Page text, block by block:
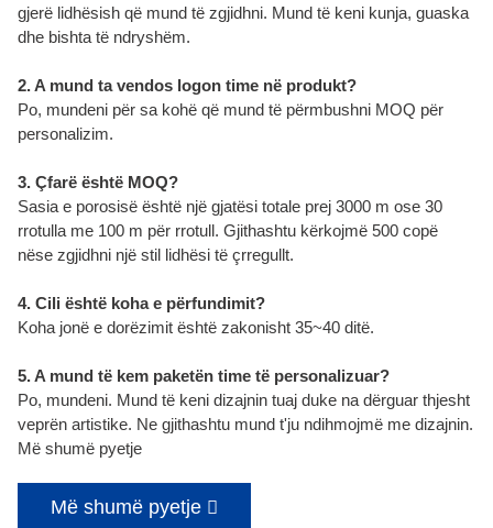
gjerë lidhësish që mund të zgjidhni. Mund të keni kunja, guaska
dhe bishta të ndryshëm.
2. A mund ta vendos logon time në produkt?
Po, mundeni për sa kohë që mund të përmbushni MOQ për
personalizim.
3. Çfarë është MOQ?
Sasia e porosisë është një gjatësi totale prej 3000 m ose 30
rrotulla me 100 m për rrotull. Gjithashtu kërkojmë 500 copë
nëse zgjidhni një stil lidhësi të çrregullt.
4. Cili është koha e përfundimit?
Koha jonë e dorëzimit është zakonisht 35~40 ditë.
5. A mund të kem paketën time të personalizuar?
Po, mundeni. Mund të keni dizajnin tuaj duke na dërguar thjesht
veprën artistike. Ne gjithashtu mund t'ju ndihmojmë me dizajnin.
Më shumë pyetje
Më shumë pyetje